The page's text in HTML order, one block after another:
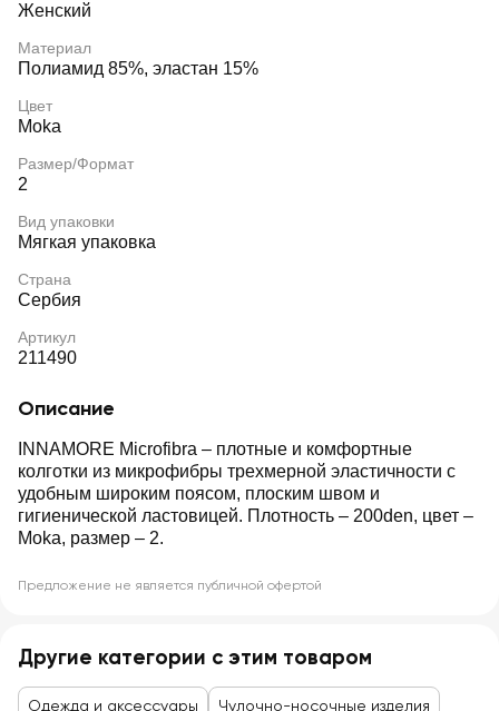
Женский
Материал
Полиамид 85%, эластан 15%
Цвет
Moka
Размер/Формат
2
Вид упаковки
Мягкая упаковка
Страна
Сербия
Артикул
211490
Описание
INNAMORE Microfibra – плотные и комфортные
колготки из микрофибры трехмерной эластичности с
удобным широким поясом, плоским швом и
гигиенической ластовицей. Плотность – 200den, цвет –
Moka, размер – 2.
Предложение не является публичной офертой
Другие категории с этим товаром
Одежда и аксессуары Чулочно-носочные изделия